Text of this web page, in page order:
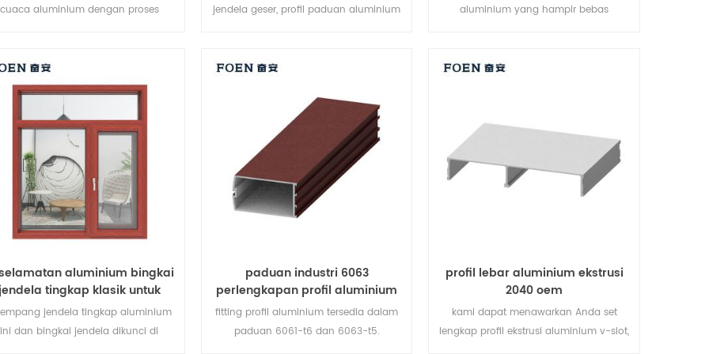
cuaca aluminium dengan proses
aluminium, perlindungan
kesehatan, sentuhan yang
nyaman, meningkatkan ketahanan
aluminium, ketahanan terhadap
es dan tahan asam, tahan terhadap
cuaca anti memudar.
jendela geser, profil paduan aluminium
aluminium yang hampir bebas
untuk memesan di hampir semua
aluminium bingkai
jendela tingkap klasik untuk
rumah
jendela tingkap aluminium
ini dan bingkai jendela dikunci di
paduan industri 6063
perlengkapan profil aluminium
fitting profil aluminium tersedia dalam
paduan 6061-t6 dan 6063-t5.
profil lebar aluminium ekstrusi
2040 oem
kami dapat menawarkan Anda set
lengkap profil ekstrusi aluminium v-slot,